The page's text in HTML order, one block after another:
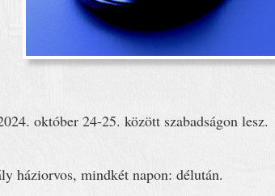
október 24-25. között szabadságon lesz.
háziorvos, mindkét napon: délután.